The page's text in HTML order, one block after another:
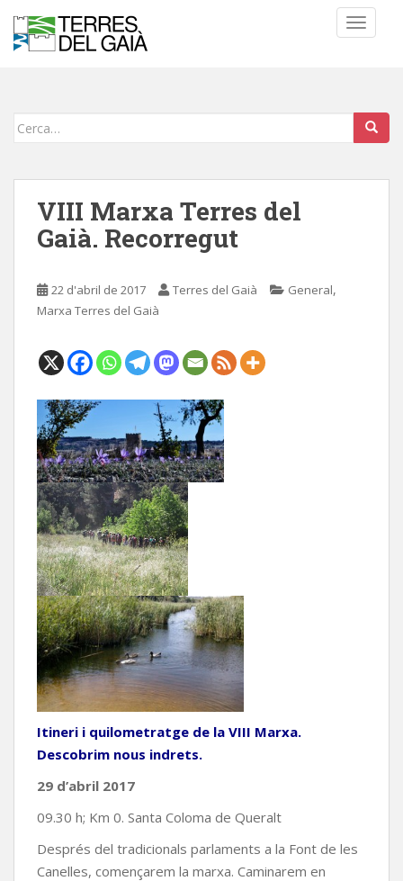
Cerca:
VIII Marxa Terres del
Gaià. Recorregut
22 d'abril de 2017 Terres del Gaià General,
Marxa Terres del Gaià
Itineri i quilometratge de la VIII Marxa.
Descobrim nous indrets.
29 d’abril 2017
09.30 h; Km 0. Santa Coloma de Queralt
Després del tradicionals parlaments a la Font de les
Canelles, començarem la marxa. Caminarem en